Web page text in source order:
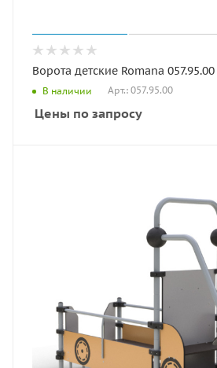
Ворота детские Romana 057.95.00
В наличии Арт.: 057.95.00
Цены по запросу